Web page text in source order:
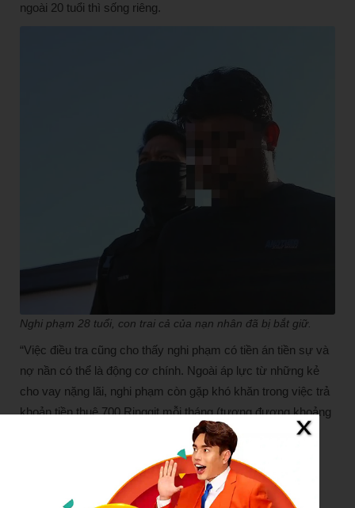
ngoài 20 tuổi thì sống riêng.
Nghi phạm 28 tuổi, con trai cả của nạn nhân đã bị bắt giữ.
“Việc điều tra cũng cho thấy nghi phạm có tiền án tiền sự và
nợ nần có thể là động cơ chính. Ngoài áp lực từ những kẻ
cho vay nặng lãi, nghi phạm còn gặp khó khăn trong việc trả
khoản tiền thuê 700 Ringgit mỗi tháng (tương đương khoảng
4,5 triệu VNĐ) cho một chiếc xe máy dùng để làm dịch vụ
gọi xe. Anh ta cũng được cho là đang gánh nặng bởi các
khoản tiền thuê phòng quá hạn”, ông Syed Basri cho biết